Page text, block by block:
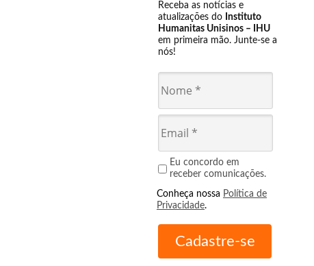
Receba as notícias e
atualizações do Instituto
Humanitas Unisinos – IHU
em primeira mão. Junte-se a
nós!
Eu concordo em
receber comunicações.
Conheça nossa Política de
Privacidade.